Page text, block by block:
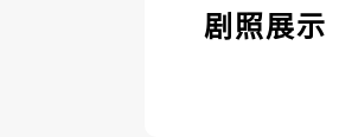
剧照展示